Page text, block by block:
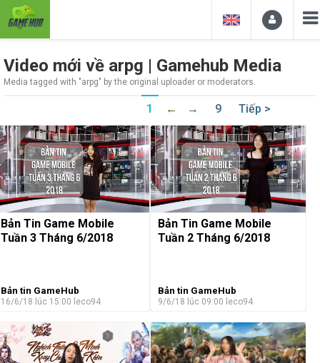
Video mới về arpg | Gamehub Media
Media tagged with "arpg" by the original uploader or moderators.
1 ← → 9 Tiếp >
Bản Tin Game Mobile
Tuần 3 Tháng 6/2018
Bản tin GameHub
16/6/18 lúc 15:00 leco94
Bản Tin Game Mobile
Tuần 2 Tháng 6/2018
Bản tin GameHub
9/6/18 lúc 09:00 leco94